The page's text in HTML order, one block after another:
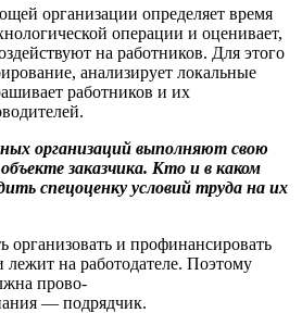
организации определяет время
операции и оценивает,
на работников. Для этого
анализирует локальные
работников и их
организаций выполняют свою
заказчика. Кто и в каком
спецоценку условий труда на их
организовать и профинансировать
лежит на работодателе. Поэтому
прово-
— подрядчик.